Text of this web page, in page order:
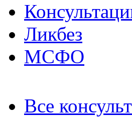
Ликбез
МСФО
Все